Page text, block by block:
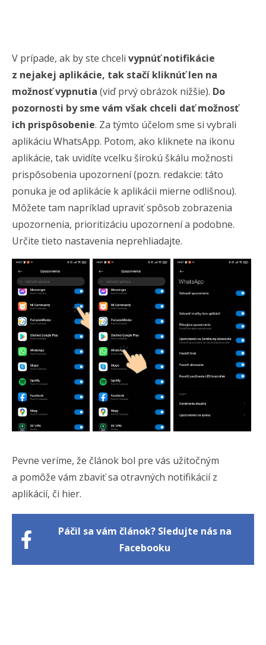
V prípade, ak by ste chceli vypnúť notifikácie
z nejakej aplikácie, tak stačí kliknúť len na
možnosť vypnutia (viď prvý obrázok nižšie). Do
pozornosti by sme vám však chceli dať možnosť
ich prispôsobenie. Za týmto účelom sme si vybrali
aplikáciu WhatsApp. Potom, ako kliknete na ikonu
aplikácie, tak uvidíte vcelku širokú škálu možnosti
prispôsobenia upozornení (pozn. redakcie: táto
ponuka je od aplikácie k aplikácii mierne odlišnou).
Môžete tam napríklad upraviť spôsob zobrazenia
upozornenia, prioritizáciu upozornení a podobne.
Určite tieto nastavenia neprehliadajte.
Pevne veríme, že článok bol pre vás užitočným
a pomôže vám zbaviť sa otravných notifikácií z
aplikácií, či hier.
Páčil sa vám článok? Sledujte nás na
Facebooku